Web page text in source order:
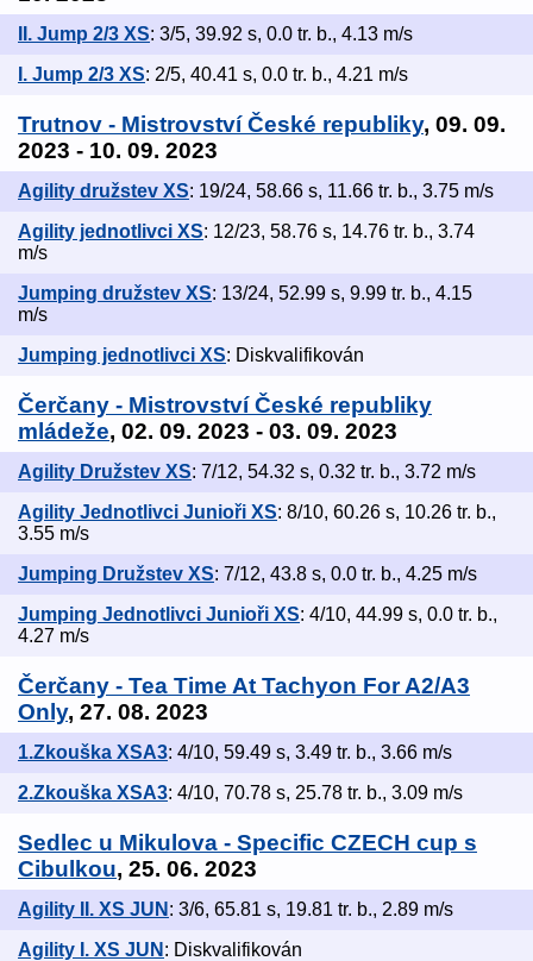
II. Jump 2/3 XS: 3/5, 39.92 s, 0.0 tr. b., 4.13 m/s
I. Jump 2/3 XS: 2/5, 40.41 s, 0.0 tr. b., 4.21 m/s
Trutnov - Mistrovství České republiky, 09. 09.
2023 - 10. 09. 2023
Agility družstev XS: 19/24, 58.66 s, 11.66 tr. b., 3.75 m/s
Agility jednotlivci XS: 12/23, 58.76 s, 14.76 tr. b., 3.74
m/s
Jumping družstev XS: 13/24, 52.99 s, 9.99 tr. b., 4.15
m/s
Jumping jednotlivci XS: Diskvalifikován
Čerčany - Mistrovství České republiky
mládeže, 02. 09. 2023 - 03. 09. 2023
Agility Družstev XS: 7/12, 54.32 s, 0.32 tr. b., 3.72 m/s
Agility Jednotlivci Junioři XS: 8/10, 60.26 s, 10.26 tr. b.,
3.55 m/s
Jumping Družstev XS: 7/12, 43.8 s, 0.0 tr. b., 4.25 m/s
Jumping Jednotlivci Junioři XS: 4/10, 44.99 s, 0.0 tr. b.,
4.27 m/s
Čerčany - Tea Time At Tachyon For A2/A3
Only, 27. 08. 2023
1.Zkouška XSA3: 4/10, 59.49 s, 3.49 tr. b., 3.66 m/s
2.Zkouška XSA3: 4/10, 70.78 s, 25.78 tr. b., 3.09 m/s
Sedlec u Mikulova - Specific CZECH cup s
Cibulkou, 25. 06. 2023
Agility II. XS JUN : 3/6, 65.81 s, 19.81 tr. b., 2.89 m/s
Agility I. XS JUN : Diskvalifikován